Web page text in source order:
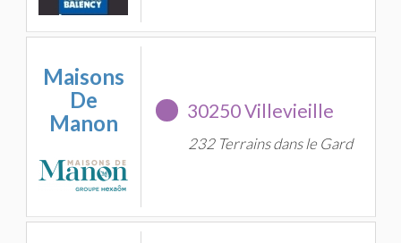
Maisons
De
Manon
30250 Villevieille
232 Terrains dans le Gard